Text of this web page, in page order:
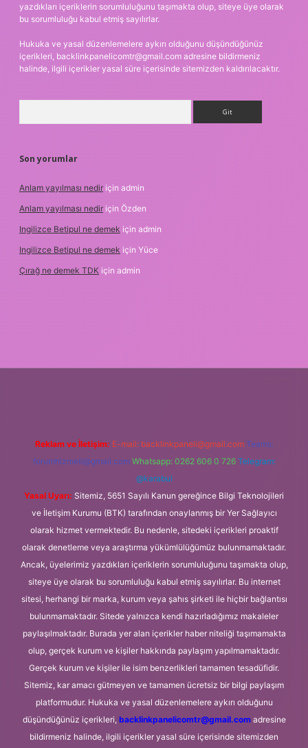
yazdıkları içeriklerin sorumluluğunu taşımakta olup, siteye üye olarak
bu sorumluluğu kabul etmiş sayılırlar.
Hukuka ve yasal düzenlemelere aykırı olduğunu düşündüğünüz
içerikleri, backlinkpanelicomtr@gmail.com adresine bildirmeniz
halinde, ilgili içerikler yasal süre içerisinde sitemizden kaldırılacaktır.
Son yorumlar
Anlam yayılması nedir için admin
Anlam yayılması nedir için Özden
Ingilizce Betipul ne demek için admin
Ingilizce Betipul ne demek için Yüce
Çırağ ne demek TDK için admin
Reklam ve İletişim: E-mail: backlinkpaneli@gmail.com Teams:
forumhizmeti@gmail.com Whatsapp: 0262 606 0 726 Telegram:
@karabul
Yasal Uyarı: Sitemiz, 5651 Sayılı Kanun gereğince Bilgi Teknolojileri
ve İletişim Kurumu (BTK) tarafından onaylanmış bir Yer Sağlayıcı
olarak hizmet vermektedir. Bu nedenle, sitedeki içerikleri proaktif
olarak denetleme veya araştırma yükümlülüğümüz bulunmamaktadır.
Ancak, üyelerimiz yazdıkları içeriklerin sorumluluğunu taşımakta olup,
siteye üye olarak bu sorumluluğu kabul etmiş sayılırlar. Bu internet
sitesi, herhangi bir marka, kurum veya şahıs şirketi ile hiçbir bağlantısı
bulunmamaktadır. Sitede yalnızca kendi hazırladığımız makaleler
paylaşılmaktadır. Burada yer alan içerikler haber niteliği taşımamakta
olup, gerçek kurum ve kişiler hakkında paylaşım yapılmamaktadır.
Gerçek kurum ve kişiler ile isim benzerlikleri tamamen tesadüfidir.
Sitemiz, kar amacı gütmeyen ve tamamen ücretsiz bir bilgi paylaşım
platformudur. Hukuka ve yasal düzenlemelere aykırı olduğunu
düşündüğünüz içerikleri, backlinkpanelicomtr@gmail.comadresine
bildirmeniz halinde, ilgili içerikler yasal süre içerisinde sitemizden